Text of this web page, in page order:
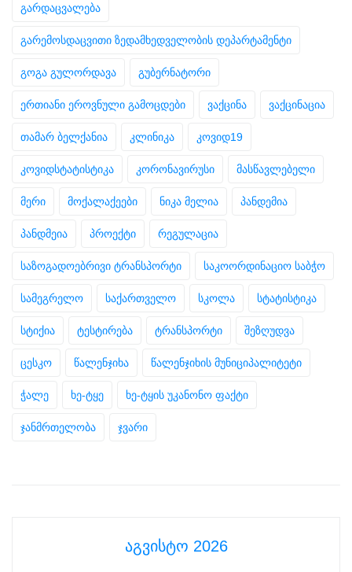
გარდაცვალება
გარემოსდაცვითი ზედამხედველობის დეპარტამენტი
გოგა გულორდავა გუბერნატორი
ერთიანი ეროვნული გამოცდები ვაქცინა ვაქცინაცია
თამარ ბელქანია კლინიკა კოვიდ19
კოვიდსტატისტიკა კორონავირუსი მასწავლებელი
მერი მოქალაქეები ნიკა მელია პანდემია
პანდმეია პროექტი რეგულაცია
საზოგადოებრივი ტრანსპორტი საკოორდინაციო საბჭო
სამეგრელო საქართველო სკოლა სტატისტიკა
სტიქია ტესტირება ტრანსპორტი შეზღუდვა
ცესკო წალენჯიხა წალენჯიხის მუნიციპალიტეტი
ჭალე ხე-ტყე ხე-ტყის უკანონო ფაქტი
ჯანმრთელობა ჯვარი
აგვისტო 2026